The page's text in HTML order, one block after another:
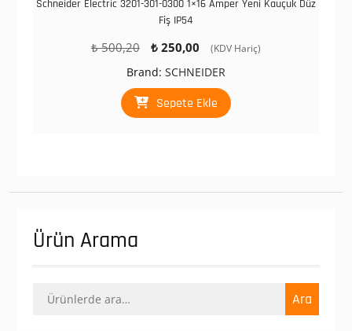
Schneider Electric 3201-301-0300 1×16 Amper Yeni Kauçuk Düz
Fiş IP54
₺500,20
Orijinal
fiyat:
₺ 500,20.
₺250,00
Şu
fiyat:
₺ 250,00.
(KDV Hariç)
Brand: SCHNEIDER
Sepete Ekle
Ürün Arama
Ara: Ara